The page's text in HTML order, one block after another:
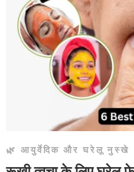
🌿 आयुर्वेदिक और घरेलू नुस्खे